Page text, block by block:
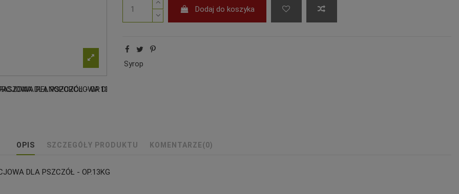
Dodaj do koszyka
Syrop
OPIS SZCZEGÓŁY PRODUKTU KOMENTARZE(0)
DLA PSZCZÓŁ - OP.13KG